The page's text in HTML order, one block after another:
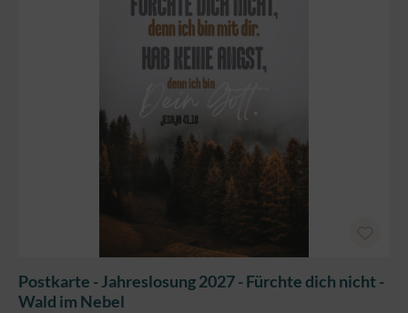
Postkarte - Jahreslosung 2027 - Fürchte dich nicht -
Wald im Nebel